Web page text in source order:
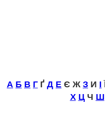
А Б В Г ҐД ЕЄ ЖЗ И І
Х ЦЧ Ш